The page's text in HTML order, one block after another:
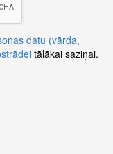
datu (vārda,
tālākai saziņai.